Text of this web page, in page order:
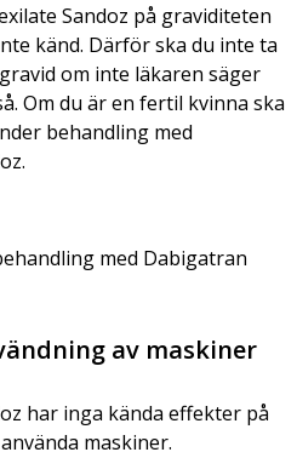
Sandoz på graviditeten
känd. Därför ska du inte ta
om inte läkaren säger
Om du är en fertil kvinna ska
behandling med
med Dabigatran
av maskiner
har inga kända effekter på
maskiner.